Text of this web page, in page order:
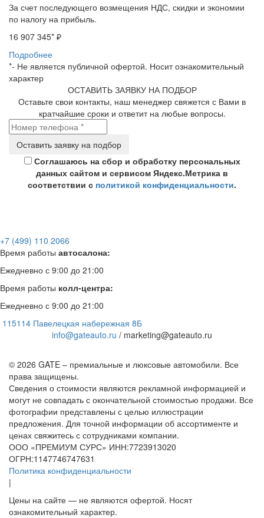
За счет последующего возмещения НДС, скидки и экономии
по налогу на прибыль.
16 907 345* ₽
Подробнее
*- Не является публичной офертой. Носит ознакомительный
характер
ОСТАВИТЬ ЗАЯВКУ НА ПОДБОР
Оставьте свои контакты, наш менеджер свяжется с Вами в
кратчайшие сроки и ответит на любые вопросы.
Соглашаюсь на сбор и обработку персональных
данных сайтом и сервисом Яндекс.Метрика в
соответствии с политикой конфиденциальности.
+7 (499) 110 2066
Время работы автосалона:
Ежедневно с 9:00 до 21:00
Время работы колл-центра:
Ежедневно с 9:00 до 21:00
115114 Павелецкая набережная 8Б
info@gateauto.ru / marketing@gateauto.ru
© 2026 GATE – премиальные и люксовые автомобили. Все
права защищены.
Сведения о стоимости являются рекламной информацией и
могут не совпадать с окончательной стоимостью продажи. Все
фотографии представлены с целью иллюстрации
предложения. Для точной информации об ассортименте и
ценах свяжитесь с сотрудниками компании.
ООО «ПРЕМИУМ СУРС» ИНН:7723913020
ОГРН:1147746747631
Политика конфиденциальности
|
Цены на сайте — не являются офертой. Носят
ознакомительный характер.